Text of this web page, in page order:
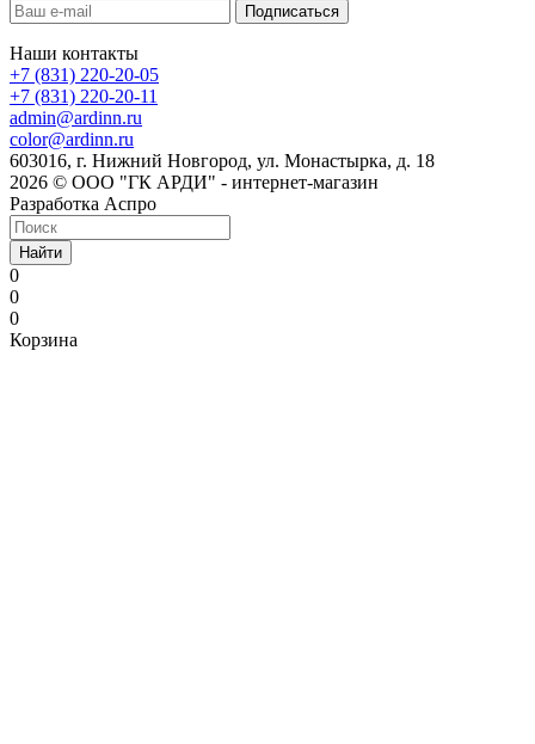
Наши контакты
+7 (831) 220-20-05
+7 (831) 220-20-11
admin@ardinn.ru
color@ardinn.ru
603016, г. Нижний Новгород, ул. Монастырка, д. 18
2026 © ООО "ГК АРДИ" - интернет-магазин
Разработка Аспро
Найти
0
0
0
Корзина